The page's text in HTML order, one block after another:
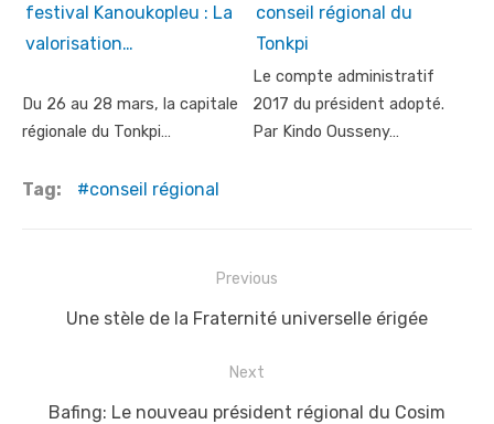
festival Kanoukopleu : La
valorisation…
Du 26 au 28 mars, la capitale
régionale du Tonkpi…
conseil régional du
Tonkpi
Le compte administratif
2017 du président adopté.
Par Kindo Ousseny…
Tag: conseil régional
navigation
Previous
Previous
Une stèle de la Fraternité universelle érigée
Next
Next
Bafing: Le nouveau président régional du Cosim